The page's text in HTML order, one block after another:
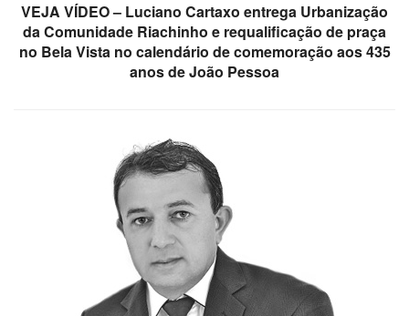
VEJA VÍDEO – Luciano Cartaxo entrega Urbanização
da Comunidade Riachinho e requalificação de praça
no Bela Vista no calendário de comemoração aos 435
anos de João Pessoa